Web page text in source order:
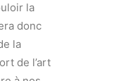
la
donc
la
de l’art